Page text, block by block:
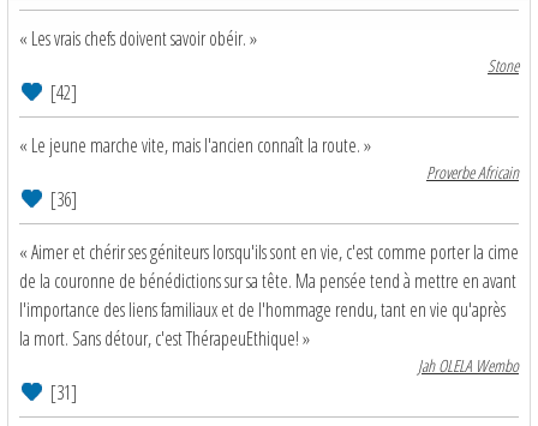
« Les vrais chefs doivent savoir obéir. »
Stone
[42]
« Le jeune marche vite, mais l'ancien connaît la route. »
Proverbe Africain
[36]
« Aimer et chérir ses géniteurs lorsqu'ils sont en vie, c'est comme porter la cime
de la couronne de bénédictions sur sa tête. Ma pensée tend à mettre en avant
l'importance des liens familiaux et de l'hommage rendu, tant en vie qu'après
la mort. Sans détour, c'est ThérapeuEthique! »
Jah OLELA Wembo
[31]